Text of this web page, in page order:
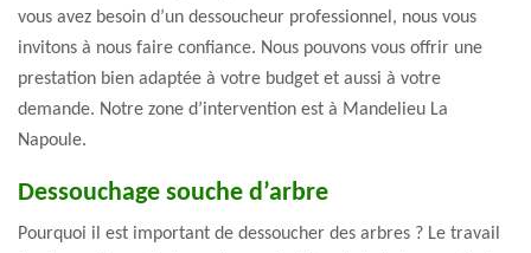
vous avez besoin d’un dessoucheur professionnel, nous vous
invitons à nous faire confiance. Nous pouvons vous offrir une
prestation bien adaptée à votre budget et aussi à votre
demande. Notre zone d’intervention est à Mandelieu La
Napoule.
Dessouchage souche d’arbre
Pourquoi il est important de dessoucher des arbres ? Le travail